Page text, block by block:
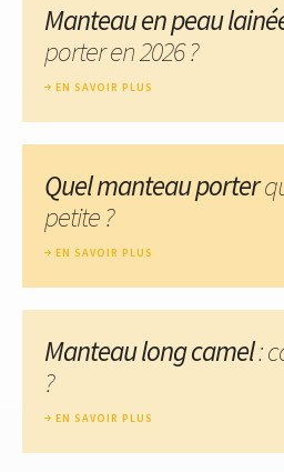
Manteau en peau
porter en 2026 ?
EN SAVOIR PLUS
Quel manteau porter
petite ?
EN SAVOIR PLUS
Manteau long camel:
?
EN SAVOIR PLUS